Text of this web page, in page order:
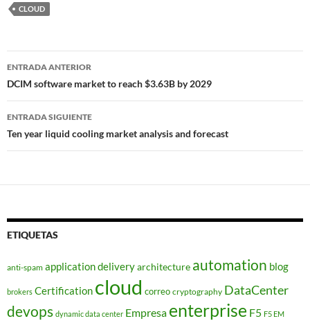
CLOUD
Navegador
de
entradas
ENTRADA ANTERIOR
DCIM software market to reach $3.63B by 2029
ENTRADA SIGUIENTE
Ten year liquid cooling market analysis and forecast
ETIQUETAS
anti-spam application deliveryarchitecture automation blog
brokers Certification cloud correo cryptography DataCenter
devops dynamic data center Empresa enterprise F5 F5 EM